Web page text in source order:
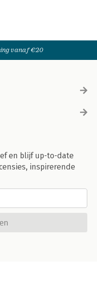
vanaf €20
en blijf up-to-date
inspirerende